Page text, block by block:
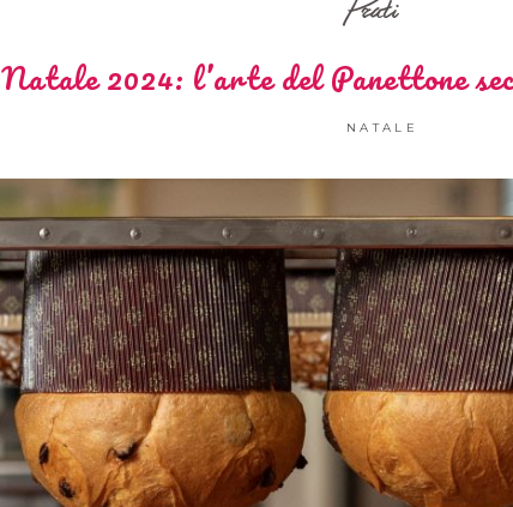
Natale 2024: l’arte del Panettone
NATALE